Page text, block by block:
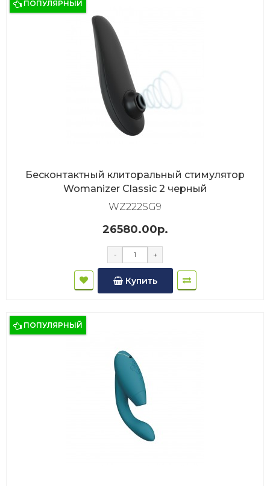
ПОПУЛЯРНЫЙ
Бесконтактный клиторальный стимулятор
Womanizer Classic 2 черный
WZ222SG9
26580.00р.
- +
Купить
ПОПУЛЯРНЫЙ